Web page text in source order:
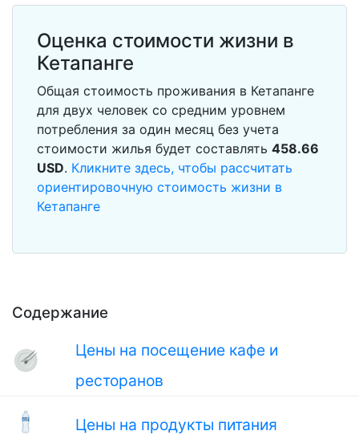
Содержание
Цены на посещение кафе и
ресторанов
Цены на продукты питания
Оценка стоимости жизни в
Кетапанге
Общая стоимость проживания в Кетапанге
для двух человек со средним уровнем
потребления за один месяц без учета
стоимости жилья будет составлять 458.66
USD. Кликните здесь, чтобы рассчитать
ориентировочную стоимость жизни в
Кетапанге